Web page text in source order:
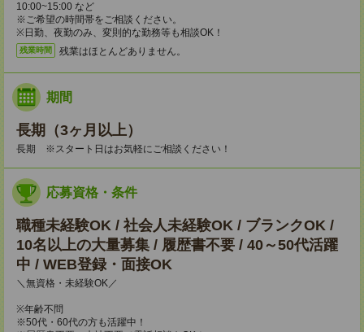
10:00~15:00 など
※ご希望の時間帯をご相談ください。
※日勤、夜勤のみ、変則的な勤務等も相談OK！
残業時間 残業はほとんどありません。
期間
長期（3ヶ月以上）
長期 ※スタート日はお気軽にご相談ください！
応募資格・条件
職種未経験OK / 社会人未経験OK / ブランクOK /
10名以上の大量募集 / 履歴書不要 / 40～50代活躍
中 / WEB登録・面接OK
＼無資格・未経験OK／
※年齢不問
※50代・60代の方も活躍中！